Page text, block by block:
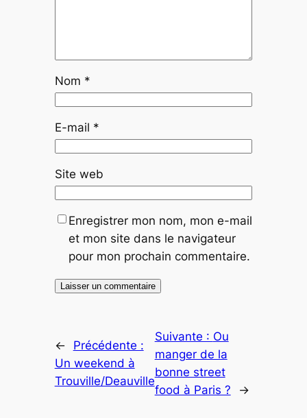
Nom *
E-mail *
Site web
Enregistrer mon nom, mon e-mail
et mon site dans le navigateur
pour mon prochain commentaire.
←
Précédente :
Un weekend à
Trouville/Deauville
Suivante : Ou
manger de la
bonne street
food à Paris ?
→